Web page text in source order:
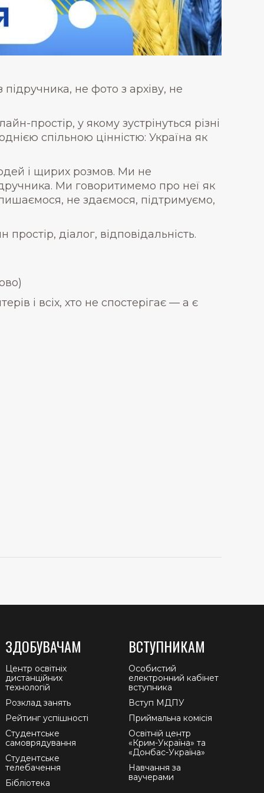
не фото з архіву, не
простір, у якому зустрінуться різні
спільною цінністю: Україна як
і щирих розмов. Ми не
Ми говоритимемо про неї як
не здаємося, підтримуємо,
діалог, відповідальність.
і всіх, хто не спостерігає — а є
ЗДОБУВАЧАМ
Центр освітніх
дистанційних
технологій
Розклад занять
Рейтинг успішності
Студентське
самоврядування
Студентське
телебачення
Бібліотека
ВСТУПНИКАМ
Особистий
електронний кабінет
вступника
Вступ МДПУ
Приймальна комісія
Освітній центр
«Крим-Україна» та
«Донбас-Україна»
Навчання за
ваучерами